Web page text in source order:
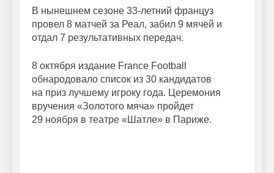
В нынешнем сезоне 33-летний француз
провел 8 матчей за Реал, забил 9 мячей и
отдал 7 результативных передач.
8 октября издание France Football
обнародовало список из 30 кандидатов
на приз лучшему игроку года. Церемония
вручения «Золотого мяча» пройдет
29 ноября в театре «Шатле» в Париже.